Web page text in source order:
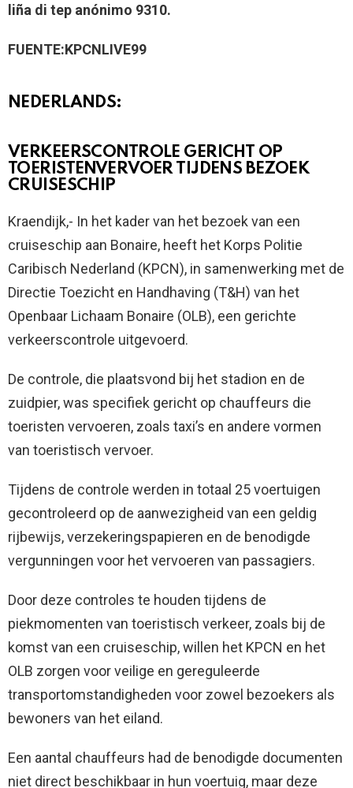
liña di tep anónimo 9310.
FUENTE:KPCNLIVE99
NEDERLANDS:
VERKEERSCONTROLE GERICHT OP
TOERISTENVERVOER TIJDENS BEZOEK
CRUISESCHIP
Kraendijk,- In het kader van het bezoek van een
cruiseschip aan Bonaire, heeft het Korps Politie
Caribisch Nederland (KPCN), in samenwerking met de
Directie Toezicht en Handhaving (T&H) van het
Openbaar Lichaam Bonaire (OLB), een gerichte
verkeerscontrole uitgevoerd.
De controle, die plaatsvond bij het stadion en de
zuidpier, was specifiek gericht op chauffeurs die
toeristen vervoeren, zoals taxi’s en andere vormen
van toeristisch vervoer.
Tijdens de controle werden in totaal 25 voertuigen
gecontroleerd op de aanwezigheid van een geldig
rijbewijs, verzekeringspapieren en de benodigde
vergunningen voor het vervoeren van passagiers.
Door deze controles te houden tijdens de
piekmomenten van toeristisch verkeer, zoals bij de
komst van een cruiseschip, willen het KPCN en het
OLB zorgen voor veilige en gereguleerde
transportomstandigheden voor zowel bezoekers als
bewoners van het eiland.
Een aantal chauffeurs had de benodigde documenten
niet direct beschikbaar in hun voertuig, maar deze